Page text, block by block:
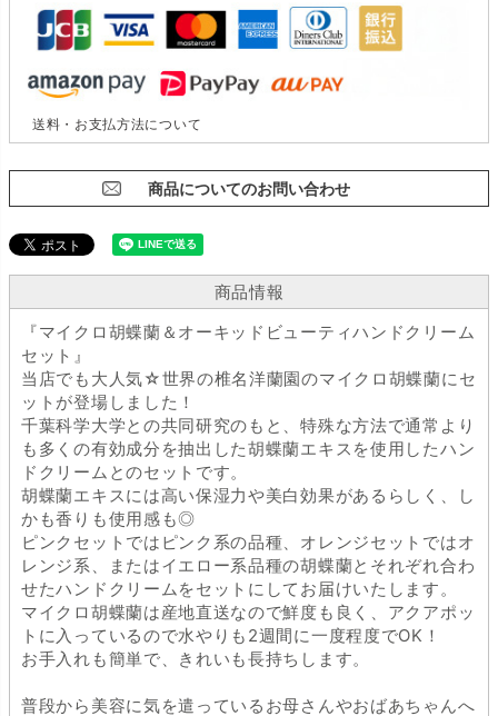
送料・お支払方法について
商品についてのお問い合わせ
商品情報
『マイクロ胡蝶蘭＆オーキッドビューティハンドクリーム
セット』
当店でも大人気☆世界の椎名洋蘭園のマイクロ胡蝶蘭にセ
ットが登場しました！
千葉科学大学との共同研究のもと、特殊な方法で通常より
も多くの有効成分を抽出した胡蝶蘭エキスを使用したハン
ドクリームとのセットです。
胡蝶蘭エキスには高い保湿力や美白効果があるらしく、し
かも香りも使用感も◎
ピンクセットではピンク系の品種、オレンジセットではオ
レンジ系、またはイエロー系品種の胡蝶蘭とそれぞれ合わ
せたハンドクリームをセットにしてお届けいたします。
マイクロ胡蝶蘭は産地直送なので鮮度も良く、アクアポッ
トに入っているので水やりも2週間に一度程度でOK！
お手入れも簡単で、きれいも長持ちします。
普段から美容に気を遣っているお母さんやおばあちゃんへ